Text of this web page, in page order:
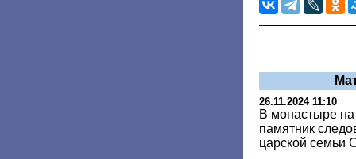
26.11.2024 11:10
В монастыре
памятник
царской семьи